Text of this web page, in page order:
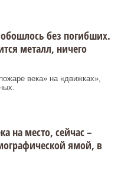
без погибших.
металл, ничего
века» на «движках»,
на место, сейчас –
ямой, в